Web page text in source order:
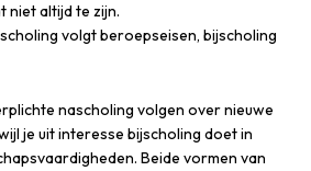
niet altijd te zijn.
volgt beroepseisen, bijscholing
nascholing volgen over nieuwe
je uit interesse bijscholing doet in
Beide vormen van